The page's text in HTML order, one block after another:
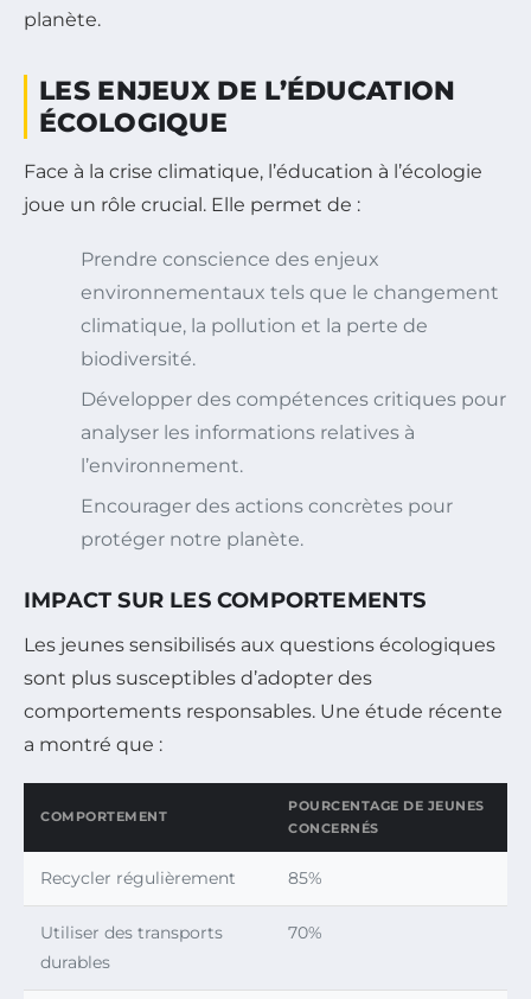
planète.
LES ENJEUX DE L’ÉDUCATION
ÉCOLOGIQUE
Face à la crise climatique, l’éducation à l’écologie
joue un rôle crucial. Elle permet de :
Prendre conscience des enjeux
environnementaux tels que le changement
climatique, la pollution et la perte de
biodiversité.
Développer des compétences critiques pour
analyser les informations relatives à
l’environnement.
Encourager des actions concrètes pour
protéger notre planète.
IMPACT SUR LES COMPORTEMENTS
Les jeunes sensibilisés aux questions écologiques
sont plus susceptibles d’adopter des
comportements responsables. Une étude récente
a montré que :
COMPORTEMENT
POURCENTAGE DE JEUNES
CONCERNÉS
Recycler régulièrement 85%
Utiliser des transports
durables
70%